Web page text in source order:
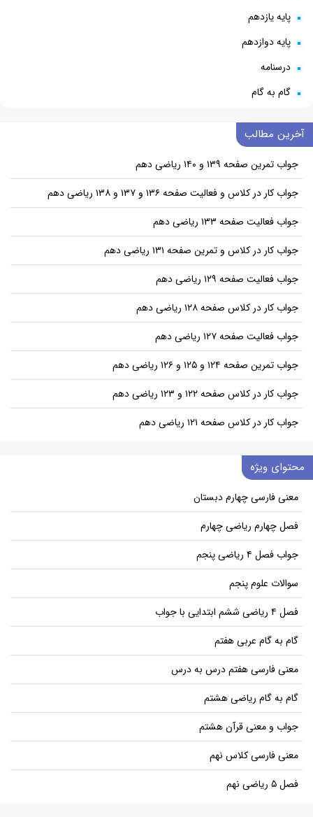
پایه یازدهم
پایه دوازدهم
درسنامه
گام به گام
آخرین مطالب
جواب تمرین صفحه ۱۳۹ و ۱۴۰ ریاضی دهم
جواب کار در کلاس و فعالیت صفحه ۱۳۶ و ۱۳۷ و ۱۳۸ ریاضی دهم
جواب فعالیت صفحه ۱۳۳ ریاضی دهم
جواب کار در کلاس و تمرین صفحه ۱۳۱ ریاضی دهم
جواب فعالیت صفحه ۱۲۹ ریاضی دهم
جواب کار در کلاس صفحه ۱۲۸ ریاضی دهم
جواب فعالیت صفحه ۱۲۷ ریاضی دهم
جواب تمرین صفحه ۱۲۴ و ۱۲۵ و ۱۲۶ ریاضی دهم
جواب کار در کلاس صفحه ۱۲۲ و ۱۲۳ ریاضی دهم
جواب کار در کلاس صفحه ۱۲۱ ریاضی دهم
محتوای ویژه
معنی فارسی چهارم دبستان
فصل چهارم ریاضی چهارم
جواب فصل ۴ ریاضی پنجم
سوالات علوم پنجم
فصل ۴ ریاضی ششم ابتدایی با جواب
گام به گام عربی هفتم
معنی فارسی هفتم درس به درس
گام به گام ریاضی هشتم
جواب و معنی قرآن هشتم
معنی فارسی کلاس نهم
فصل ۵ ریاضی نهم